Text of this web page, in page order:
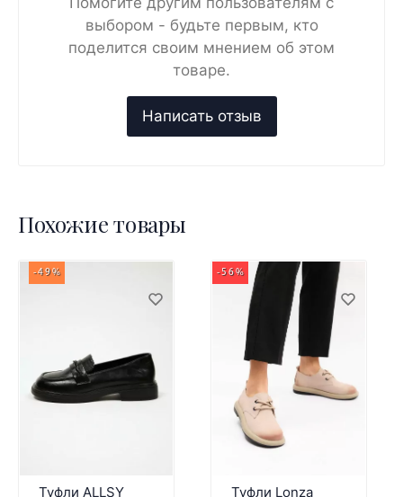
выбором - будьте первым, кто
поделится своим мнением об этом
товаре.
Похожие товары
-49%
Туфли ALLSY
-56%
Туфли Lonza